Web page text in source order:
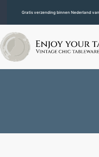
Gratis verzending binnen Nederland